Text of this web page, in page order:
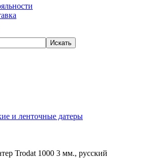
Искать
и ленточные датеры
Trodat 1000 3 мм., русский